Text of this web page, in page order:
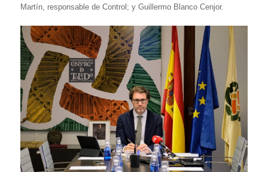
Martín, responsable de Control; y Guillermo Blanco Cenjor.